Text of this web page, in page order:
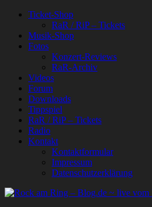
Ticket-Shop
RaR / RiP – Tickets
Musik-Shop
Fotos
Konzert-Reviews
RaR-Archiv
Videos
Forum
Downloads
Tippspiel
RaR / RiP – Tickets
Radio
Kontakt
Kontaktformular
Impressum
Datenschutzerklärung